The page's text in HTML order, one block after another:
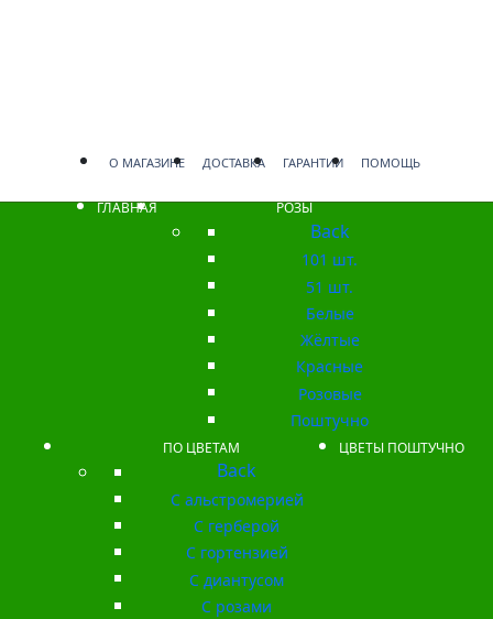
О МАГАЗИНЕ ДОСТАВКА ГАРАНТИИ ПОМОЩЬ
ГЛАВНАЯ РОЗЫ
Back
101 шт.
51 шт.
Белые
Жёлтые
Красные
Розовые
Поштучно
ПО ЦВЕТАМ
Back
С альстромерией
С герберой
С гортензией
С диантусом
С розами
ЦВЕТЫ ПОШТУЧНО